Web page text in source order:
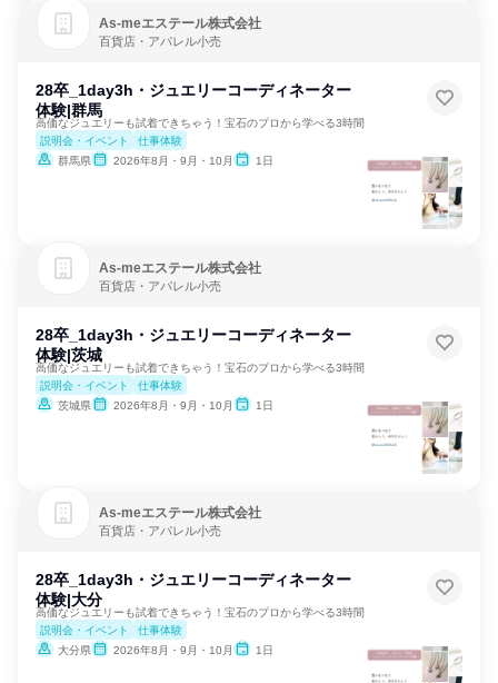
As‐meエステール株式会社
百貨店・アパレル小売
28卒_1day3h・ジュエリーコーディネーター
体験|群馬
高価なジュエリーも試着できちゃう！宝石のプロから学べる3時間
説明会・イベント
仕事体験
群馬県
2026年8月・9月・10月 1日
As‐meエステール株式会社
百貨店・アパレル小売
28卒_1day3h・ジュエリーコーディネーター
体験|茨城
高価なジュエリーも試着できちゃう！宝石のプロから学べる3時間
説明会・イベント
仕事体験
茨城県
2026年8月・9月・10月 1日
As‐meエステール株式会社
百貨店・アパレル小売
28卒_1day3h・ジュエリーコーディネーター
体験|大分
高価なジュエリーも試着できちゃう！宝石のプロから学べる3時間
説明会・イベント
仕事体験
大分県
2026年8月・9月・10月 1日